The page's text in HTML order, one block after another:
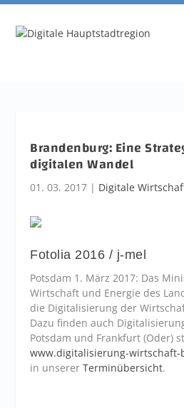
Brandenburg: Eine
digitalen Wandel
01. 03. 2017 | Digitale
Fotolia 2016 / j-mel
Potsdam 1. März 2017: Das
Wirtschaft und Energie des
die Digitalisierung der
Dazu finden auch
Potsdam und Frankfurt (Oder)
www.digitalisierung-
in unsererTerminübersicht.